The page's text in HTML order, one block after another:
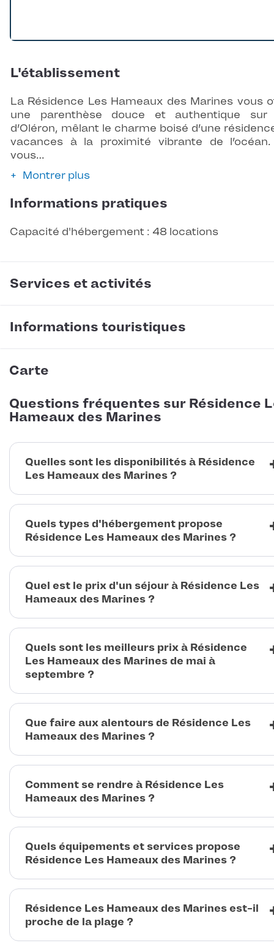
L'établissement
La Résidence Les Hameaux des Marines vous
une parenthèse douce et authentique sur
d’Oléron, mêlant le charme boisé d’une
vacances à la proximité vibrante de
vous…
Montrer plus
Informations pratiques
Capacité d'hébergement : 48 locations
Services et activités
Informations touristiques
Carte
Questions fréquentes sur Résidence
Hameaux des Marines
Quelles sont les disponibilités à Résidence
Les Hameaux des Marines ?
Quels types d'hébergement propose
Résidence Les Hameaux des Marines ?
Quel est le prix d'un séjour à Résidence Les
Hameaux des Marines ?
Quels sont les meilleurs prix à Résidence
Les Hameaux des Marines de mai à
septembre ?
Que faire aux alentours de Résidence Les
Hameaux des Marines ?
Comment se rendre à Résidence Les
Hameaux des Marines ?
Quels équipements et services propose
Résidence Les Hameaux des Marines ?
Résidence Les Hameaux des Marines est-il
proche de la plage ?